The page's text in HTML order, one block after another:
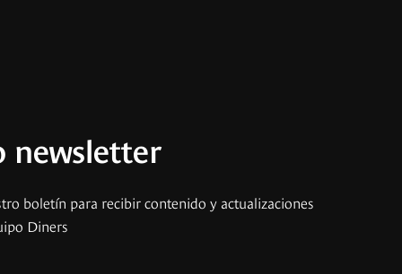
newsletter
boletín para recibir contenido y actualizaciones
Diners